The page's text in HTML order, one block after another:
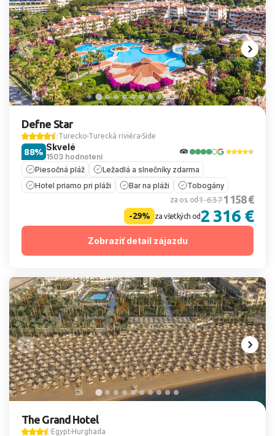
Defne Star
Turecko Turecká riviéra Side
Skvelé
1503 hodnotení
88%
Piesočná pláž
Ležadlá a slnečníky zdarma
Hotel priamo pri pláži
Bar na pláži Tobogány
za os. od1 6371 158 €
-29% za všetkých od2 316 €
Zobraziť detail zájazdu
The Grand Hotel
Egypt Hurghada